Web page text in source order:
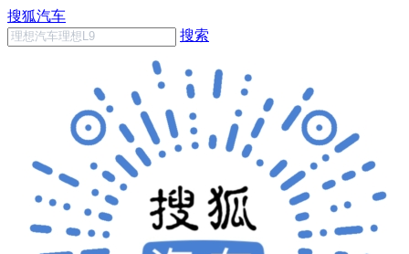
搜狐汽车
搜索